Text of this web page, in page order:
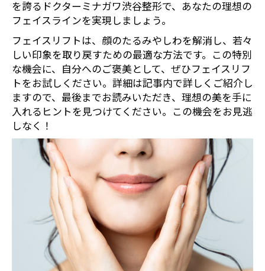
を誇るドクターミナガワ渋谷整形で、あなたの理想の
フェイスラインを実現しましょう。
フェイスリフトは、顔のたるみやしわを解消し、若々
しい印象を取り戻すための最適な方法です。この特別
な機会に、自分へのご褒美として、ぜひフェイスリフ
トをお試しください。詳細は記事内で詳しくご紹介し
ますので、最後までお読みいただき、理想の美を手に
入れるヒントを見つけてください。この機会をお見逃
しなく！